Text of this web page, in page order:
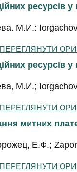
ресурсів у
М.И.;
ПЕРЕГЛЯНУТИ
ресурсів у
М.И.;
ПЕРЕГЛЯНУТИ
митних
Е.Ф.;
ПЕРЕГЛЯНУТИ